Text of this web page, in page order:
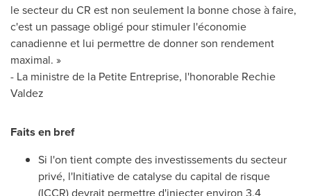
le secteur du CR est non seulement la bonne chose à faire,
c'est un passage obligé pour stimuler l'économie
canadienne et lui permettre de donner son rendement
maximal. »
- La ministre de la Petite Entreprise, l'honorable Rechie
Valdez
Faits en bref
Si l'on tient compte des investissements du secteur
privé, l'Initiative de catalyse du capital de risque
(ICCR) devrait permettre d'injecter environ 3,4